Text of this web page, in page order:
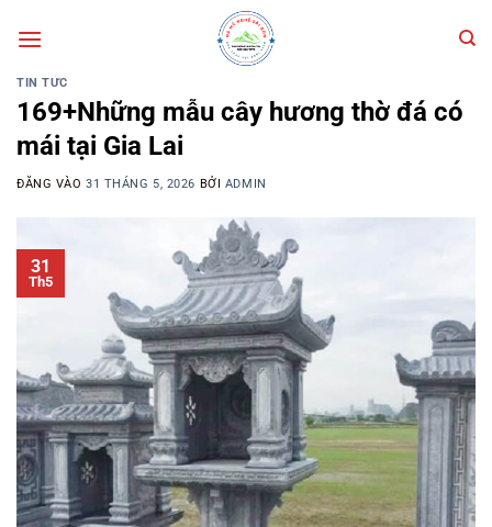
qua
TIN TỨC
169+Những mẫu cây hương thờ đá có
mái tại Gia Lai
ĐĂNG VÀO31 THÁNG 5, 2026 BỞI ADMIN
31
Th5